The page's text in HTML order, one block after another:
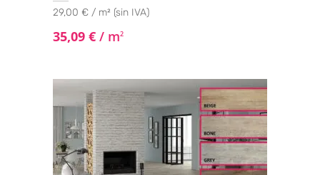
29,00 € / m² (sin IVA)
35,09 € / m2